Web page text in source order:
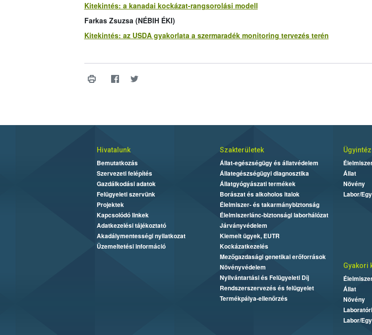
Kitekintés: a kanadai kockázat-rangsorolási modell
Farkas Zsuzsa (NÉBIH ÉKI)
Kitekintés: az USDA gyakorlata a szermaradék monitoring tervezés terén
Hivatalunk
Bemutatkozás
Szervezeti felépítés
Gazdálkodási adatok
Felügyeleti szervünk
Projektek
Kapcsolódó linkek
Adatkezelési tájékoztató
Akadálymentességi nyilatkozat
Üzemeltetési információ
Szakterületek
Állat-egészségügy és állatvédelem
Állategészségügyi diagnosztika
Állatgyógyászati termékek
Borászat és alkoholos italok
Élelmiszer- és takarmánybiztonság
Élelmiszerlánc-biztonsági laborhálózat
Járványvédelem
Kiemelt ügyek, EUTR
Kockázatkezelés
Mezőgazdasági genetikai erőforrások
Növényvédelem
Nyilvántartási és Felügyeleti Díj
Rendszerszervezés és felügyelet
Termékpálya-ellenőrzés
Állat
Növény
Labor/
Gyakori
Állat
Növény
Labor/